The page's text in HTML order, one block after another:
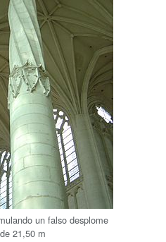
un falso desplome
21,50 m